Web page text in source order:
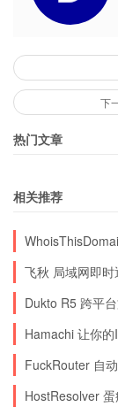
下
热门文章
相关推荐
飞秋 局域网即
Dukto R5 跨平
Hamachi 让你
FuckRouter 自
HostResolver